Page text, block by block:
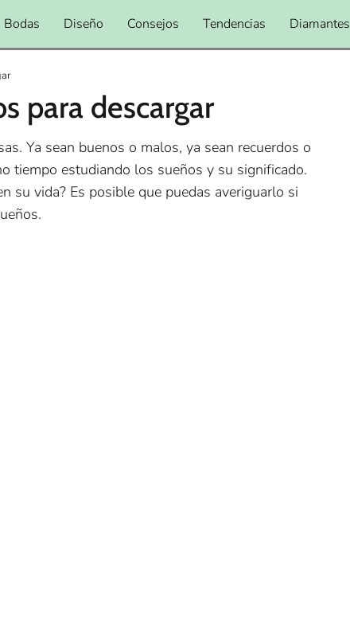
Bodas Diseño Consejos Tendencias Diamantes
para descargar
Ya sean buenos o malos, ya sean recuerdos o
tiempo estudiando los sueños y su significado.
su vida? Es posible que puedas averiguarlo si